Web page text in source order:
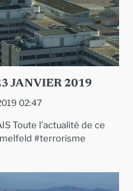
JANVIER 2019
02:47
Toute l’actualité de ce
#terrorisme